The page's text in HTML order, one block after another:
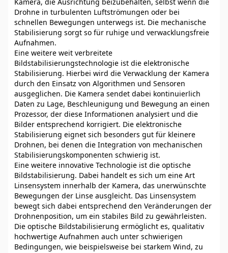
Drohne in turbulenten Luftströmungen oder bei
schnellen Bewegungen unterwegs ist. Die mechanische
Stabilisierung sorgt so für ruhige und verwacklungsfreie
Aufnahmen.
Eine weitere weit verbreitete
Bildstabilisierungstechnologie ist die elektronische
Stabilisierung. Hierbei wird die Verwacklung der Kamera
durch den Einsatz von Algorithmen und Sensoren
ausgeglichen. Die Kamera sendet dabei kontinuierlich
Daten zu Lage, Beschleunigung und Bewegung an einen
Prozessor, der diese Informationen analysiert und die
Bilder entsprechend korrigiert. Die elektronische
Stabilisierung eignet sich besonders gut für kleinere
Drohnen, bei denen die Integration von mechanischen
Stabilisierungskomponenten schwierig ist.
Eine weitere innovative Technologie ist die optische
Bildstabilisierung. Dabei handelt es sich um eine Art
Linsensystem innerhalb der Kamera, das unerwünschte
Bewegungen der Linse ausgleicht. Das Linsensystem
bewegt sich dabei entsprechend den Veränderungen der
Drohnenposition, um ein stabiles Bild zu gewährleisten.
Die optische Bildstabilisierung ermöglicht es, qualitativ
hochwertige Aufnahmen auch unter schwierigen
Bedingungen, wie beispielsweise bei starkem Wind, zu